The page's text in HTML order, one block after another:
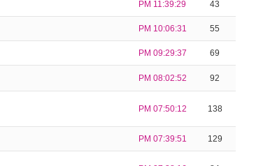
PM 11:39:29 43
PM 10:06:31 55
PM 09:29:37 69
PM 08:02:52 92
PM 07:50:12 138
PM 07:39:51 129